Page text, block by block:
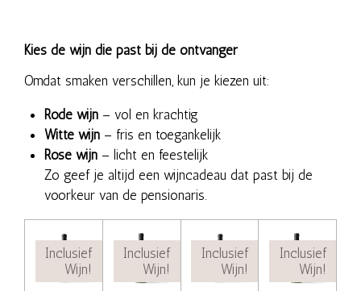
Kies de wijn die past bij de ontvanger
Omdat smaken verschillen, kun je kiezen uit:
Rode wijn – vol en krachtig
Witte wijn – fris en toegankelijk
Rosé wijn – licht en feestelijk
Zo geef je altijd een wijncadeau dat past bij de
voorkeur van de pensionaris.
Inclusief
Wijn!
Inclusief
Wijn!
Inclusief
Wijn!
Inclusief
Wijn!